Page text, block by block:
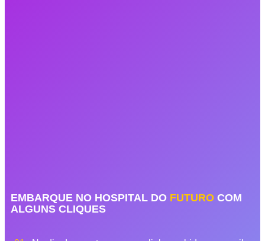
EMBARQUE NO HOSPITAL DO FUTURO COM
ALGUNS CLIQUES